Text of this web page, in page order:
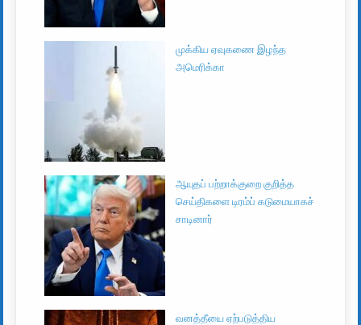
முக்கிய ஏவுகணை இழந்த
அமெரிக்கா
ஆயுதப் பற்றாக்குறை குறித்த
செய்திகளை டிரம்ப் கடுமையாகச்
சாடினார்
வனத்தீயை ஏற்படுத்திய